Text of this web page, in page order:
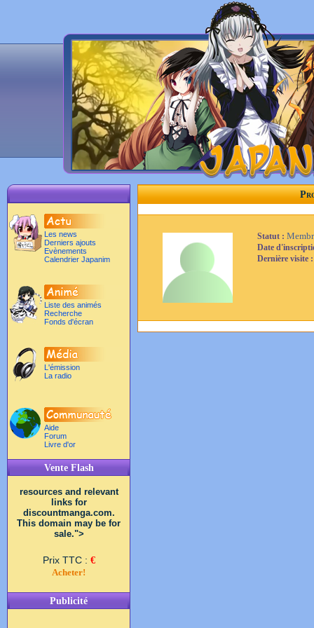
Les news
Derniers ajouts
Evènements
Calendrier Japanim
Liste des animés
Recherche
Fonds d'écran
L'émission
La radio
Aide
Forum
Livre d'or
Vente Flash
resources and relevant
links for
discountmanga.com.
This domain may be for
sale.">
Prix TTC : €
Acheter!
Publicité
Statut :
Date
Dernière visite